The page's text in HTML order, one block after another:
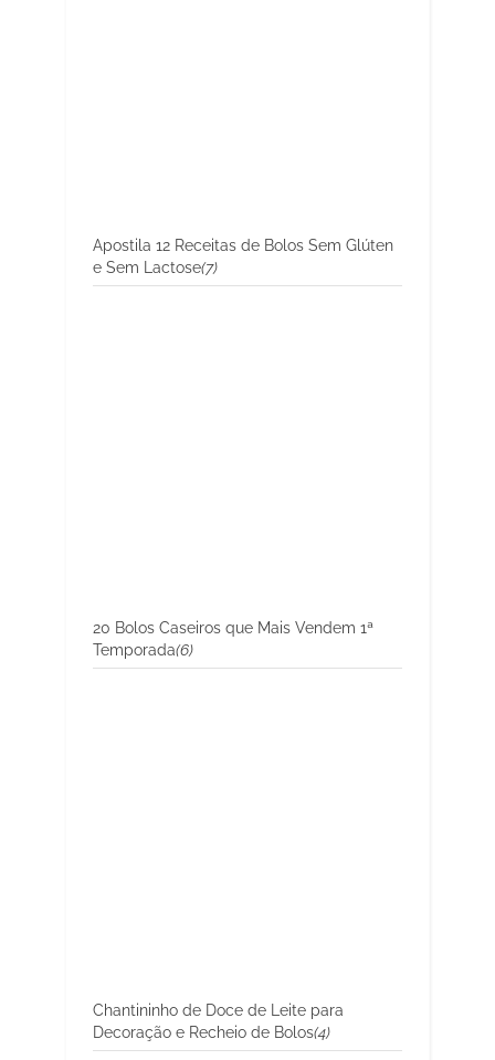
Apostila 12 Receitas de Bolos Sem Glúten
e Sem Lactose(7)
20 Bolos Caseiros que Mais Vendem 1ª
Temporada(6)
Chantininho de Doce de Leite para
Decoração e Recheio de Bolos(4)